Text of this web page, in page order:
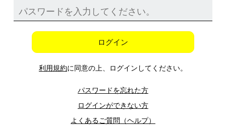
ログイン
利用規約に同意の上、ログインしてください。
パスワードを忘れた方
ログインができない方
よくあるご質問（ヘルプ）